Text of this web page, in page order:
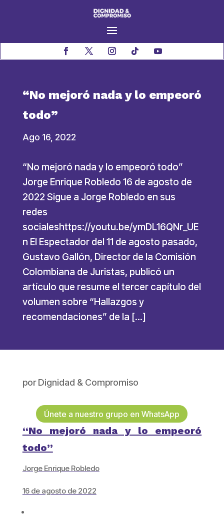
“No mejoró nada y lo empeoró
todo”
Ago 16, 2022
“No mejoró nada y lo empeoró todo”
Jorge Enrique Robledo 16 de agosto de
2022 Sigue a Jorge Robledo en sus
redes
socialeshttps://youtu.be/ymDL16QNr_UE
n El Espectador del 11 de agosto pasado,
Gustavo Gallón, Director de la Comisión
Colombiana de Juristas, publicó un
artículo que resume el tercer capítulo del
volumen sobre “Hallazgos y
recomendaciones” de la […]
porDignidad & Compromiso
Únete a nuestro grupo en WhatsApp
“No mejoró nada y lo empeoró
todo”
Jorge Enrique Robledo
16 de agosto de 2022